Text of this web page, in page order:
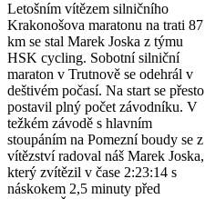
Letošním vítězem silničního
Krakonošova maratonu na trati 87
km se stal Marek Joska z týmu
HSK cycling. Sobotní silniční
maraton v Trutnově se odehrál v
deštivém počasí. Na start se přesto
postavil plný počet závodníku. V
težkém závodě s hlavním
stoupáním na Pomezní boudy se z
vítězství radoval náš Marek Joska,
který zvítězil v čase 2:23:14 s
náskokem 2,5 minuty před